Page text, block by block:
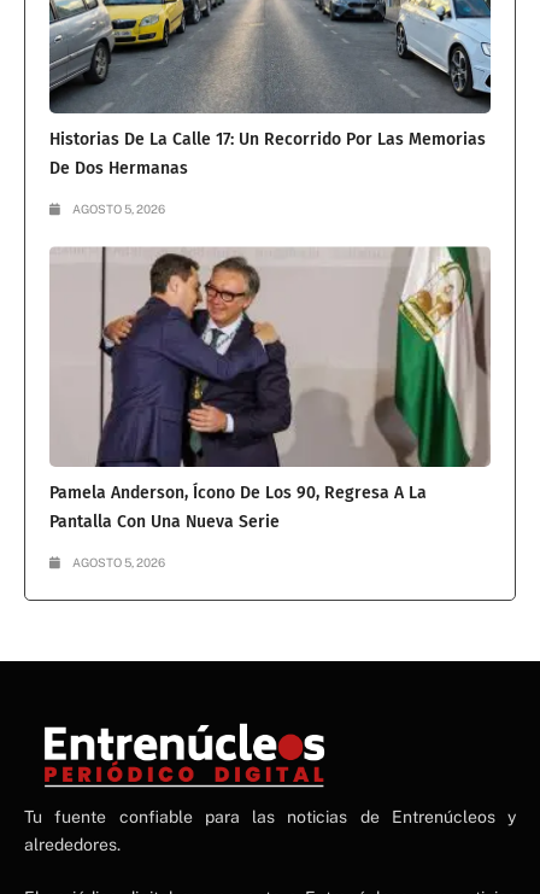
Historias De La Calle 17: Un Recorrido Por Las Memorias
De Dos Hermanas
AGOSTO 5, 2026
Pamela Anderson, Ícono De Los 90, Regresa A La
Pantalla Con Una Nueva Serie
AGOSTO 5, 2026
NE
NEWS ELEMENTOR
Tu fuente confiable para las noticias de Entrenúcleos y
alrededores.